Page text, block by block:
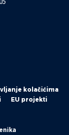
kolačićima
EU projekti